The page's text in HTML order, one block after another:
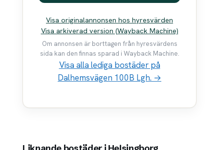
Visa originalannonsen hos hyresvärden
Visa arkiverad version (Wayback Machine)
Om annonsen är borttagen från hyresvärdens
sida kan den finnas sparad i Wayback Machine.
Visa alla lediga bostäder på
Dalhemsvägen 100B Lgh. →